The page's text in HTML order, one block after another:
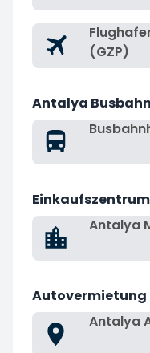
(GZP)
Antalya
Antalya
Antalya